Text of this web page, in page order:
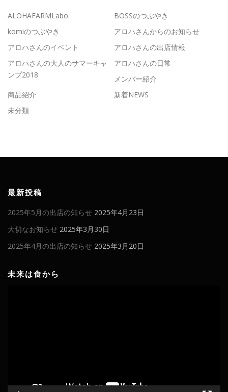
ALOHAFARMLabo.
BOSSのつぶやき
komiのつぶやき
アロハさんからのお知らせ
アロハさんのイベント
アロハさんの出店情報
アロハさんの大人のサマーキャ
ンプ2018
アロハさんの日常
メンバー紹介
商品紹介
新着NEWS
未分類
最新投稿
2025年5月の出店の知らせ 2025年4月23日
大切なお知らせ 2025年3月30日
2025年4月の出店の知らせ 2025年3月20日
未来は食から